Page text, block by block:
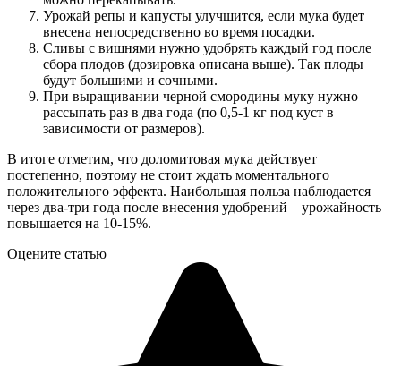
Урожай репы и капусты улучшится, если мука будет
внесена непосредственно во время посадки.
Сливы с вишнями нужно удобрять каждый год после
сбора плодов (дозировка описана выше). Так плоды
будут большими и сочными.
При выращивании черной смородины муку нужно
рассыпать раз в два года (по 0,5-1 кг под куст в
зависимости от размеров).
В итоге отметим, что доломитовая мука действует
постепенно, поэтому не стоит ждать моментального
положительного эффекта. Наибольшая польза наблюдается
через два-три года после внесения удобрений – урожайность
повышается на 10-15%.
Оцените статью